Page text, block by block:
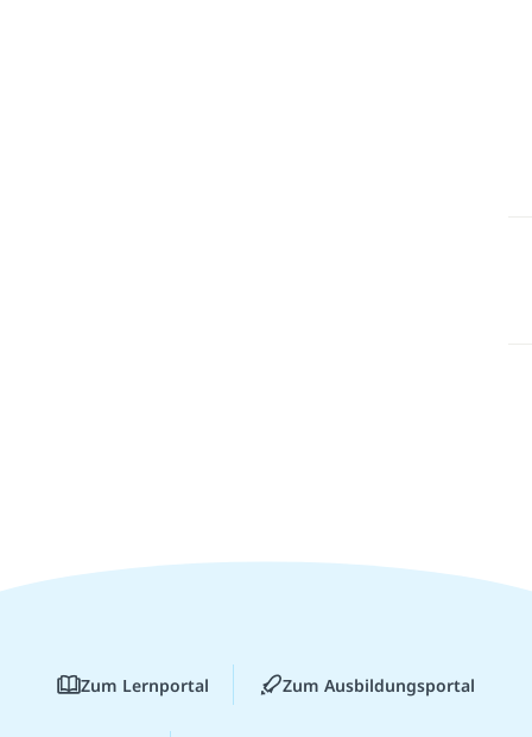
Zum Lernportal Zum Ausbildungsportal